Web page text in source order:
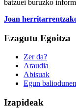
batzuei buruzko
Joan
Ezagutu Egoitza
Zer da?
Araudia
Abisuak
Egun
Izapideak